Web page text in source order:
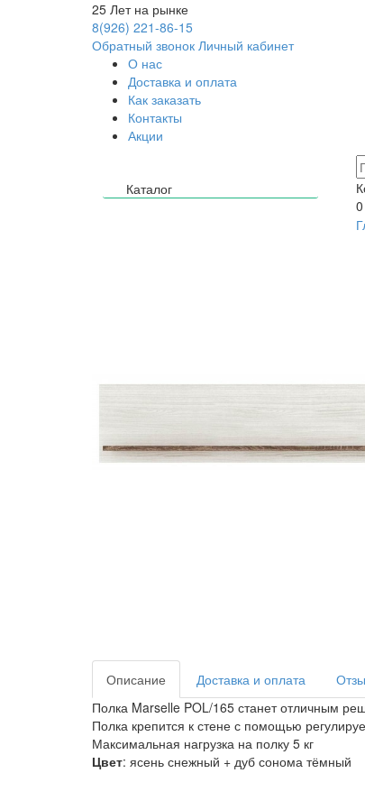
25 Лет на рынке
8(926) 221-86-15
Обратный звонок Личный кабинет
О нас
Доставка и оплата
Как заказать
Контакты
Акции
Каталог
0
Описание Доставка и оплата
Полка Marselle POL/165 станет отличным
Полка крепится к стене с помощью
Максимальная нагрузка на полку 5 кг
Цвет: ясень снежный + дуб сонома тёмный